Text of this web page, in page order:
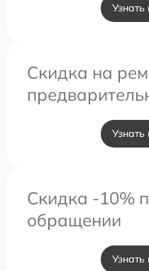
Узнать
Скидка на
Узнать
Скидка -10%
обращении
Узнать